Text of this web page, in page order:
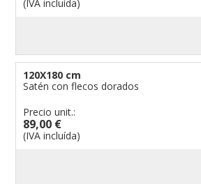
(IVA incluída)
120X180 cm
Satén con flecos dorados
Precio unit.:
89,00 €
(IVA incluída)